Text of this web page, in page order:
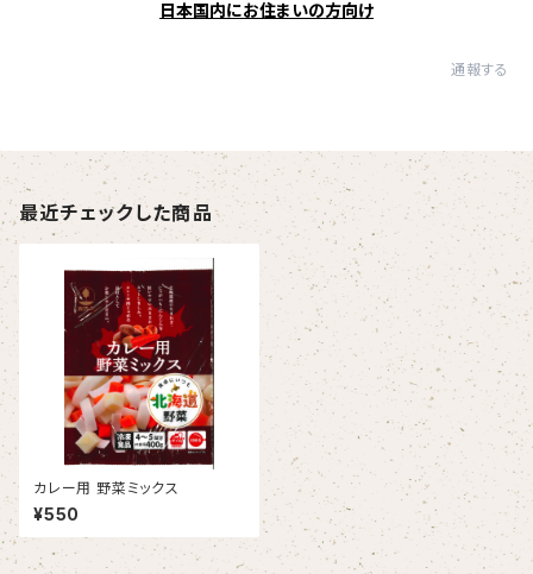
日本国内にお住まいの方向け
通報する
最近チェックした商品
カレー用 野菜ミックス
¥550